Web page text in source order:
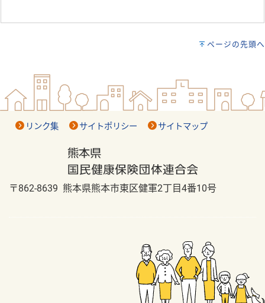
ページの先頭へ
リンク集 サイトポリシー サイトマップ
〒862-8639 熊本県熊本市東区健軍2丁目4番10号